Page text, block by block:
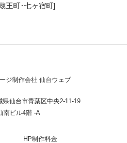
王町･七ヶ宿町]
県仙台市青葉区中央2-11-19
南ビル4階 -A
HP制作料金